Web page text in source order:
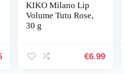
KIKO Milano Lip
Volume Tutu Rose,
30 g
€6.99